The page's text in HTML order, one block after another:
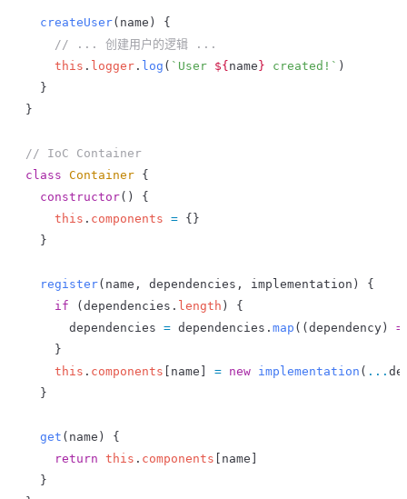
  createUser
( name ) {
    // ... 创建用户的逻辑 ...
    this
. logger . log ( `User ${ name } created!` )
  }
}
// IoC Container
class Container {
  constructor
() {
    this
. components = {}
  }
  register
( name , dependencies , implementation ) {
    if
( dependencies . length ) {
      dependencies
= dependencies . map (( dependency )
    }
    this
. components name = new implementation ( ...
  }
  get
( name ) {
    return
this . components name
  }